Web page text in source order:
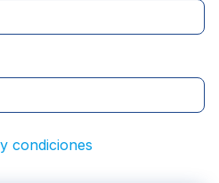
condiciones